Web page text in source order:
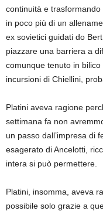
continuità e
in poco più di un
ex sovietici guidati do
piazzare una barriera a
comunque tenuto in
incursioni di Chiellini,
Platini aveva ragione
settimana fa non
un passo dall’impresa di
esagerato di Ancelotti,
intera si può permettere.
Platini, insomma, aveva
possibile solo grazie a